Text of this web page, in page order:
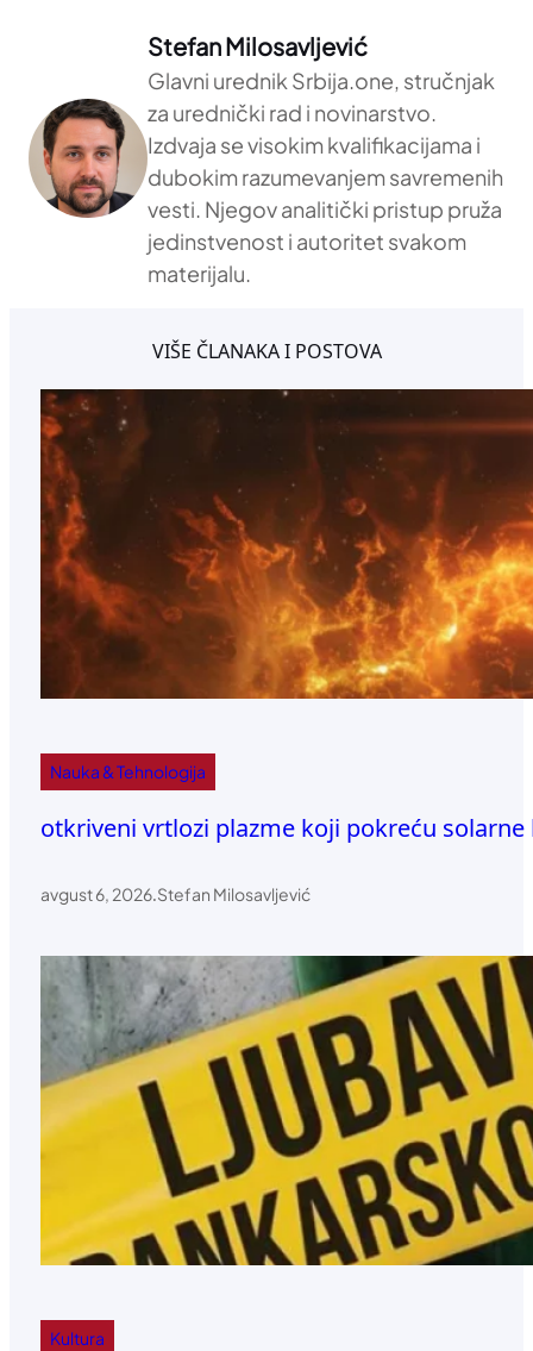
Stefan Milosavljević
Glavni urednik Srbija.one, stručnjak
za urednički rad i novinarstvo.
Izdvaja se visokim kvalifikacijama i
dubokim razumevanjem savremenih
vesti. Njegov analitički pristup pruža
jedinstvenost i autoritet svakom
materijalu.
VIŠE ČLANAKA I POSTOVA
Nauka & Tehnologija
otkriveni vrtlozi plazme koji pokreću solarne
avgust 6, 2026.Stefan Milosavljević
Kultura